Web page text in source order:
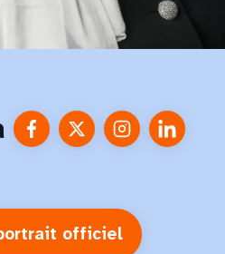
officiel